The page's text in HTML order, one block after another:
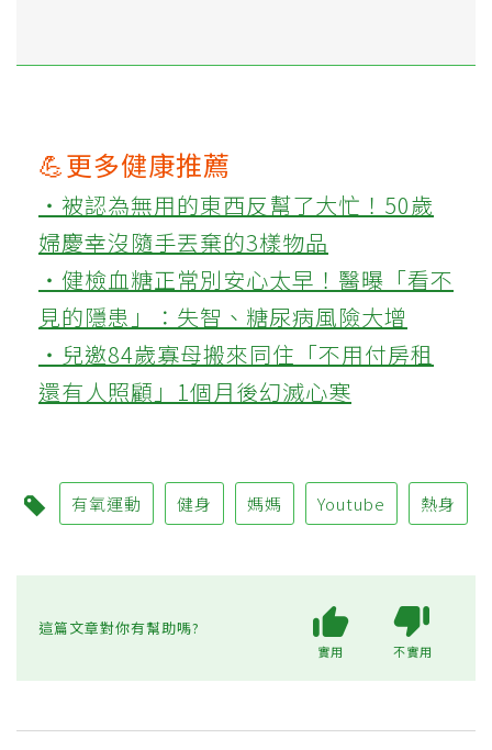
💪更多健康推薦
‧被認為無用的東西反幫了大忙！50歲
婦慶幸沒隨手丟棄的3樣物品
‧健檢血糖正常別安心太早！醫曝「看不
見的隱患」：失智、糖尿病風險大增
‧兒邀84歲寡母搬來同住「不用付房租
還有人照顧」1個月後幻滅心寒
有氧運動 健身 媽媽 Youtube 熱身
這篇文章對你有幫助嗎?
實用 不實用